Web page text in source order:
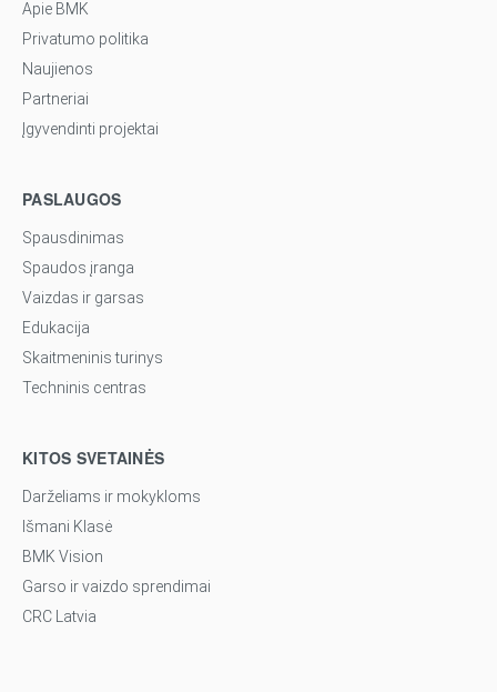
Apie BMK
Privatumo politika
Naujienos
Partneriai
Įgyvendinti projektai
PASLAUGOS
Spausdinimas
Spaudos įranga
Vaizdas ir garsas
Edukacija
Skaitmeninis turinys
Techninis centras
KITOS SVETAINĖS
Darželiams ir mokykloms
Išmani Klasė
BMK Vision
Garso ir vaizdo sprendimai
CRC Latvia